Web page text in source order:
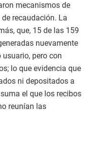
mecanismos de
recaudación. La
que, 15 de las 159
nuevamente
usuario, pero con
lo que evidencia que
ni depositados a
el que los recibos
reunían las